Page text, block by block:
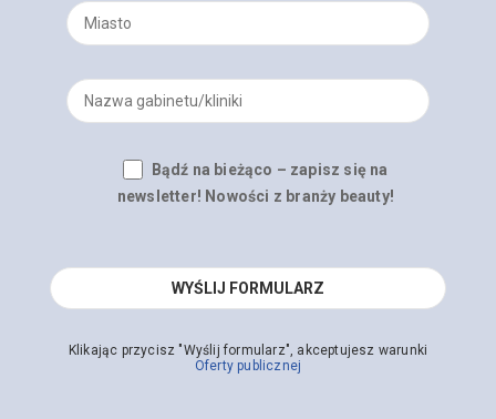
Bądź na bieżąco – zapisz się na
newsletter! Nowości z branży beauty!
Klikając przycisz "Wyślij formularz", akceptujesz warunki
Oferty publicznej